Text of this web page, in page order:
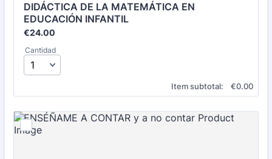
DIDÁCTICA DE LA MATEMÁTICA EN
EDUCACIÓN INFANTIL
€24.00
€24.00
Cantidad
Item subtotal: €0.00
€0.00